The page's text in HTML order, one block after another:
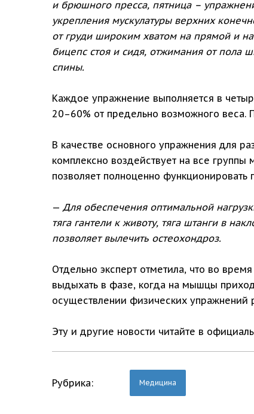
и брюшного пресса, пятница –
укрепления мускулатуры верхних
от груди широким хватом на прямой и
бицепс стоя и сидя, отжимания от пола
спины.
Каждое упражнение выполняется в
20–60% от предельно возможного
В качестве основного упражнения для
комплексно воздействует на все
позволяет полноценно
— Для обеспечения оптимальной
тяга гантели к животу, тяга штанги в
позволяет вылечить остеохондроз.
Отдельно эксперт отметила, что во
выдыхать в фазе, когда на мышцы
осуществлении физических упражнений
Эту и другие новости читайте в
Рубрика: Медицина